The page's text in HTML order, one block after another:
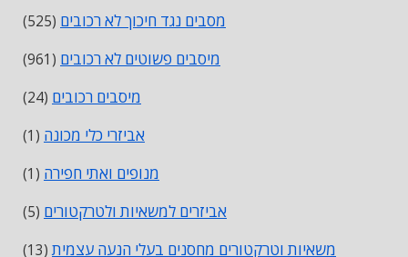
מסבים נגד חיכוך לא רכובים (525)
מיסבים פשוטים לא רכובים (961)
מיסבים רכובים (24)
אביזרי כלי מכונה (1)
מנופים ואתי חפירה (1)
אביזרים למשאיות ולטרקטורים (5)
משאיות וטרקטורים מחסנים בעלי הנעה עצמית(13)